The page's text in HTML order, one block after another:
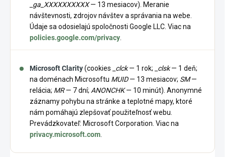
_ga_XXXXXXXXXX— 13 mesiacov). Meranie
návštevnosti, zdrojov návštev a správania na webe.
Údaje sa odosielajú spoločnosti Google LLC. Viac na
policies.google.com/privacy
Microsoft Clarity(cookies _clck— 1 rok; _clsk— 1 deň;
na doménach Microsoftu MUID— 13 mesiacov; SM—
relácia; MR— 7 dní; ANONCHK— 10 minút). Anonymné
záznamy pohybu na stránke a teplotné mapy, ktoré
nám pomáhajú zlepšovať použiteľnosť webu.
Prevádzkovateľ: Microsoft Corporation. Viac na
privacy.microsoft.com